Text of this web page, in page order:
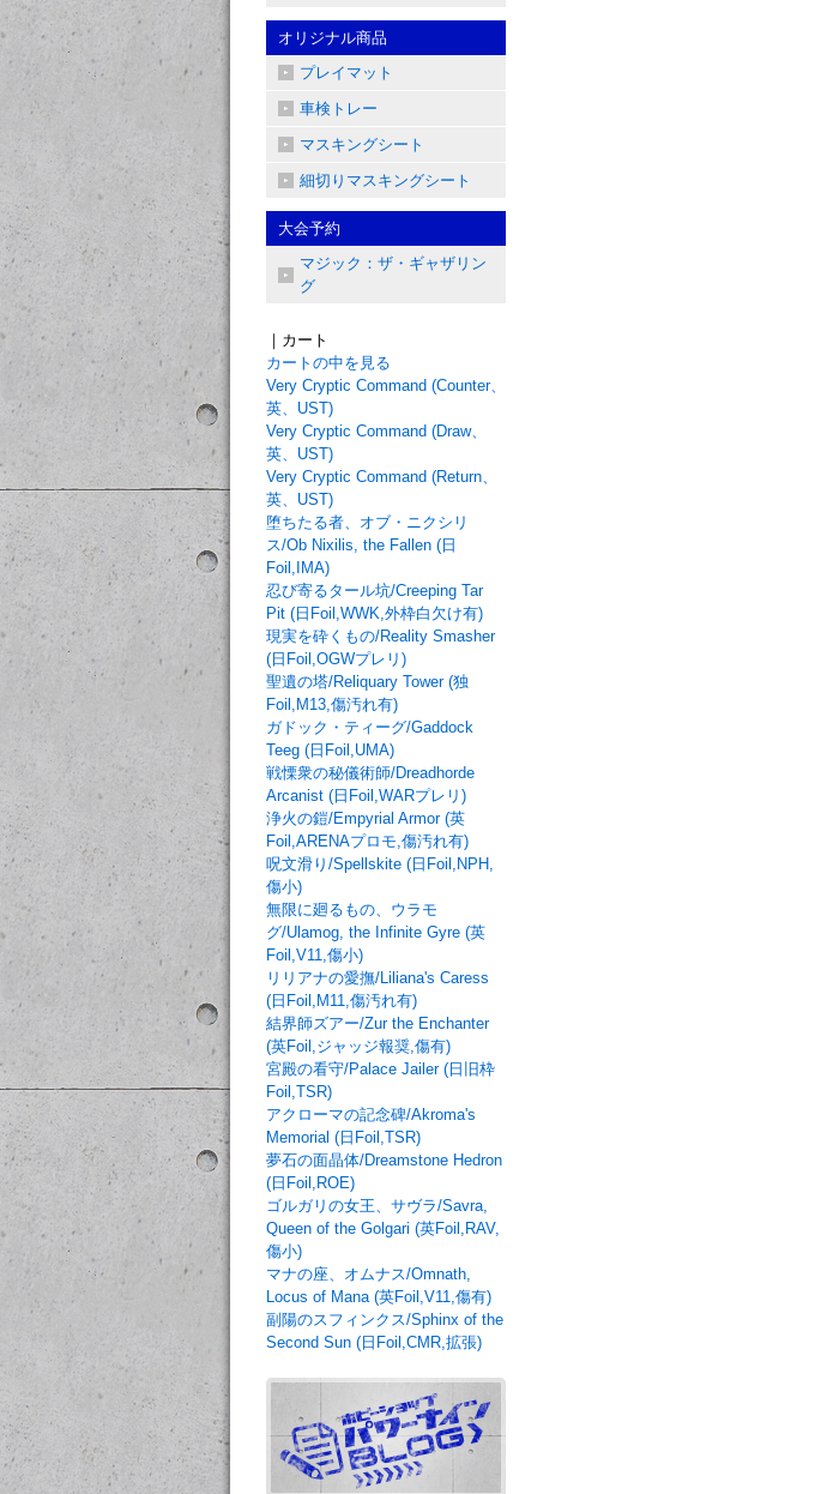
オリジナル商品
プレイマット
車検トレー
マスキングシート
細切りマスキングシート
大会予約
マジック：ザ・ギャザリン
グ
｜カート
カートの中を見る
Very Cryptic Command (Counter、
英、UST)
Very Cryptic Command (Draw、
英、UST)
Very Cryptic Command (Return、
英、UST)
堕ちたる者、オブ・ニクシリ
ス/Ob Nixilis, the Fallen (日
Foil,IMA)
忍び寄るタール坑/Creeping Tar
Pit (日Foil,WWK,外枠白欠け有)
現実を砕くもの/Reality Smasher
(日Foil,OGWプレリ)
聖遺の塔/Reliquary Tower (独
Foil,M13,傷汚れ有)
ガドック・ティーグ/Gaddock
Teeg (日Foil,UMA)
戦慄衆の秘儀術師/Dreadhorde
Arcanist (日Foil,WARプレリ)
浄火の鎧/Empyrial Armor (英
Foil,ARENAプロモ,傷汚れ有)
呪文滑り/Spellskite (日Foil,NPH,
傷小)
無限に廻るもの、ウラモ
グ/Ulamog, the Infinite Gyre (英
Foil,V11,傷小)
リリアナの愛撫/Liliana's Caress
(日Foil,M11,傷汚れ有)
結界師ズアー/Zur the Enchanter
(英Foil,ジャッジ報奨,傷有)
宮殿の看守/Palace Jailer (日旧枠
Foil,TSR)
アクローマの記念碑/Akroma's
Memorial (日Foil,TSR)
夢石の面晶体/Dreamstone Hedron
(日Foil,ROE)
ゴルガリの女王、サヴラ/Savra,
Queen of the Golgari (英Foil,RAV,
傷小)
マナの座、オムナス/Omnath,
Locus of Mana (英Foil,V11,傷有)
副陽のスフィンクス/Sphinx of the
Second Sun (日Foil,CMR,拡張)